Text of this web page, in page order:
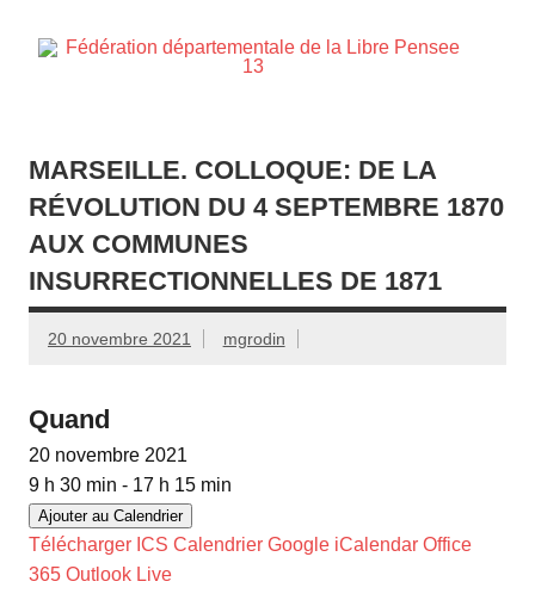
content
MARSEILLE. COLLOQUE: DE LA
RÉVOLUTION DU 4 SEPTEMBRE 1870
AUX COMMUNES
INSURRECTIONNELLES DE 1871
20 novembre 2021 mgrodin
Quand
20 novembre 2021
9 h 30 min - 17 h 15 min
Ajouter au Calendrier
Télécharger ICS Calendrier Google iCalendar Office
365 Outlook Live